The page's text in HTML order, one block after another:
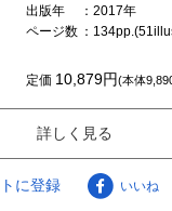
出版年
：2017年
ページ数 ：
定価 10,879円(本体
詳しく見る
に登録 いいね